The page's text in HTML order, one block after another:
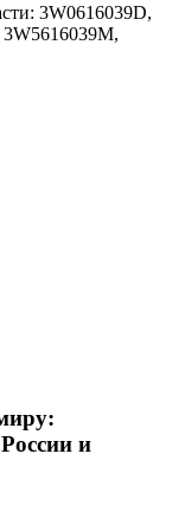
3W0616039D,
и